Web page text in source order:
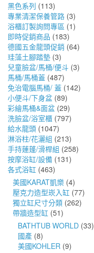
黑色系列 (113)
專業清潔保養管路 (3)
浴櫃訂製詢問專區 (1)
即時促銷商品 (183)
德國五金龍頭促銷 (64)
珪藻土腳踏墊 (3)
兒童臉盆/馬桶/便斗 (3)
馬桶/馬桶蓋 (487)
免治電腦馬桶/ 蓋 (142)
小便斗/下身盆 (89)
彩繪馬桶&面盆 (29)
洗臉盆/浴室櫃 (797)
給水龍頭 (1047)
淋浴柱/花灑組 (213)
手持蓮蓬/滑桿組 (258)
按摩浴缸/設備 (131)
各式浴缸 (463)
美國KARAT凱樂 (4)
壓克力造型崁入缸 (77)
獨立缸尺寸分類 (262)
帶牆造型缸 (51)
BATHTUB WORLD (33)
國產 (8)
美國KOHLER (9)